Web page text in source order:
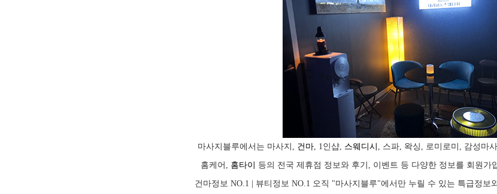
마사지블루에서는 마사지, 건마, 1인샵, 스웨디시 , 스파, 왁싱, 로미로미, 감성마
홈케어, 홈타이 등의 전국 제휴점 정보와 후기, 이벤트 등 다양한 정보를 회원가
건마정보 NO.1 | 뷰티정보 NO.1 오직 "마사지블루"에서만 누릴 수 있는 특급정보